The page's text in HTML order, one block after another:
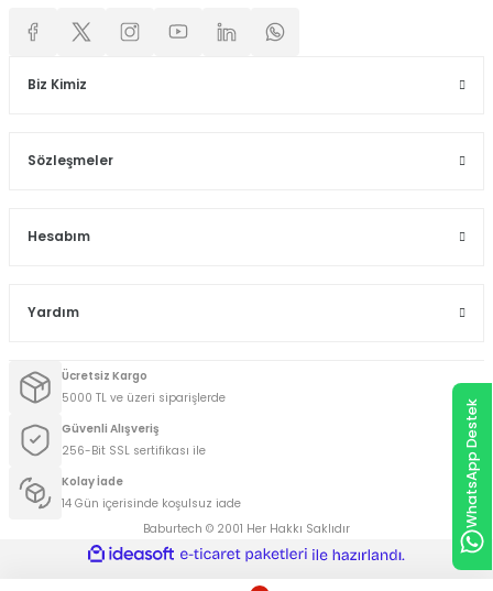
Biz Kimiz
Sözleşmeler
Hesabım
Yardım
Ücretsiz Kargo
5000 TL ve üzeri siparişlerde
Güvenli Alışveriş
256-Bit SSL sertifikası ile
Kolay İade
14 Gün içerisinde koşulsuz iade
Baburtech © 2001 Her Hakkı Saklıdır
WhatsApp Destek
ideasoft
e-
hazırlandı.